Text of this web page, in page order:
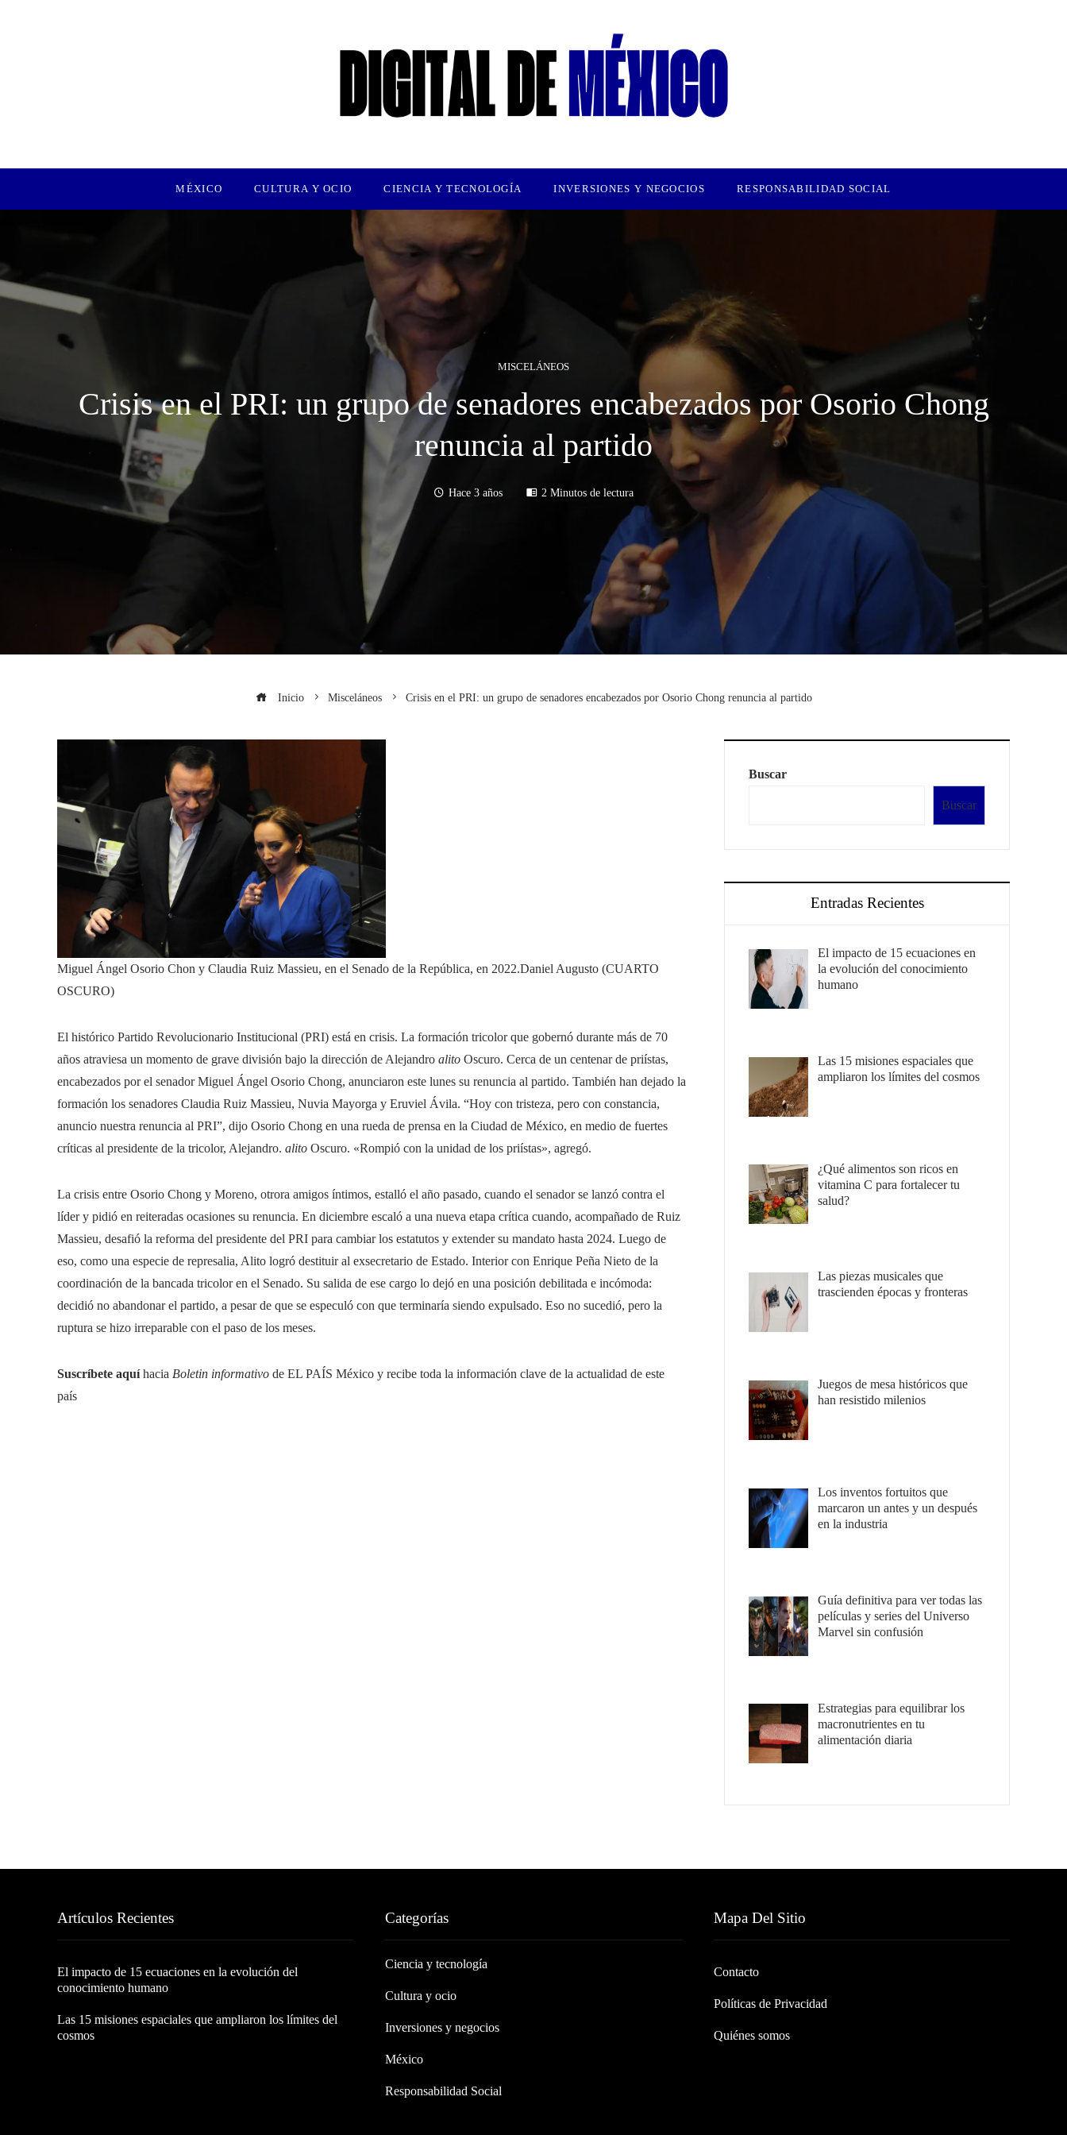
MÉXICO CULTURA Y OCIO CIENCIA Y TECNOLOGÍA INVERSIONES Y NEGOCIOS RESPONSABILIDAD SOCIAL
MISCELÁNEOS
Crisis en el PRI: un grupo de senadores encabezados por Osorio Chong
renuncia al partido
Hace 3 años 2 Minutos de lectura
Inicio Misceláneos Crisis en el PRI: un grupo de senadores encabezados por Osorio Chong renuncia al partido
Miguel Ángel Osorio Chon y Claudia Ruiz Massieu, en el Senado de la República, en 2022.Daniel Augusto (CUARTO
OSCURO)
El histórico Partido Revolucionario Institucional (PRI) está en crisis. La formación tricolor que gobernó durante más de 70
años atraviesa un momento de grave división bajo la dirección de Alejandro alito Oscuro. Cerca de un centenar de priístas,
encabezados por el senador Miguel Ángel Osorio Chong, anunciaron este lunes su renuncia al partido. También han dejado la
formación los senadores Claudia Ruiz Massieu, Nuvia Mayorga y Eruviel Ávila. “Hoy con tristeza, pero con constancia,
anuncio nuestra renuncia al PRI”, dijo Osorio Chong en una rueda de prensa en la Ciudad de México, en medio de fuertes
críticas al presidente de la tricolor, Alejandro. alito Oscuro. «Rompió con la unidad de los priístas», agregó.
La crisis entre Osorio Chong y Moreno, otrora amigos íntimos, estalló el año pasado, cuando el senador se lanzó contra el
líder y pidió en reiteradas ocasiones su renuncia. En diciembre escaló a una nueva etapa crítica cuando, acompañado de Ruiz
Massieu, desafió la reforma del presidente del PRI para cambiar los estatutos y extender su mandato hasta 2024. Luego de
eso, como una especie de represalia, Alito logró destituir al exsecretario de Estado. Interior con Enrique Peña Nieto de la
coordinación de la bancada tricolor en el Senado. Su salida de ese cargo lo dejó en una posición debilitada e incómoda:
decidió no abandonar el partido, a pesar de que se especuló con que terminaría siendo expulsado. Eso no sucedió, pero la
ruptura se hizo irreparable con el paso de los meses.
Suscríbete aquí hacia Boletin informativo de EL PAÍS México y recibe toda la información clave de la actualidad de este
país
Buscar
Buscar
Entradas Recientes
El impacto de 15 ecuaciones en
la evolución del conocimiento
humano
Las 15 misiones espaciales que
ampliaron los límites del cosmos
¿Qué alimentos son ricos en
vitamina C para fortalecer tu
salud?
Las piezas musicales que
trascienden épocas y fronteras
Juegos de mesa históricos que
han resistido milenios
Los inventos fortuitos que
marcaron un antes y un después
en la industria
Guía definitiva para ver todas las
películas y series del Universo
Marvel sin confusión
Estrategias para equilibrar los
macronutrientes en tu
alimentación diaria
Artículos Recientes
El impacto de 15 ecuaciones en la evolución del
conocimiento humano
Las 15 misiones espaciales que ampliaron los límites del
cosmos
Categorías
Ciencia y tecnología
Cultura y ocio
Inversiones y negocios
México
Responsabilidad Social
Mapa Del Sitio
Contacto
Políticas de Privacidad
Quiénes somos